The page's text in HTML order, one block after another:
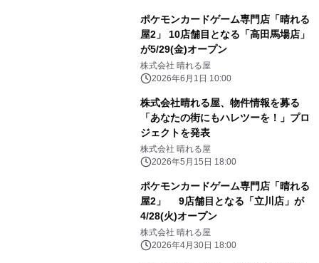
ポケモンカードゲーム専門店「晴れる
屋2」 10店舗目となる「高田馬場店」
が5/29(金)オープン
株式会社 晴れる屋
2026年6月1日 10:00
株式会社晴れる屋、物件情報を募る
「あなたの街にもハレツーを！」プロ
ジェクトを発表
株式会社 晴れる屋
2026年5月15日 18:00
ポケモンカードゲーム専門店「晴れる
屋2」 9店舗目となる「立川店」が
4/28(火)オープン
株式会社 晴れる屋
2026年4月30日 18:00